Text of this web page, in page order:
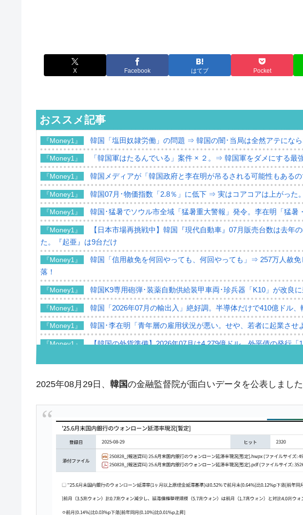
X Facebook はてブ Pocket
おススメ記事
『Money1』 韓国「塩田奴隷労働」の問題 ⇒ 韓国の闇･当局は全然アテにな
『Money1』 「韓国軍はたるんでいる」案件 × ２。⇒ 韓国軍をダメにする最
『Money1』 韓国メディアが「韓国政府と李在明が吊るされる可能性もあるの
『Money1』 韓国07月･物価指数「2.8％」に低下 ⇒ 実はコアコアは上がった。
『Money1』 韓国･猛暑でソウル市全域「猛暑重大警報」発令。李在明「猛暑
『Money1』
【日本市場再挑戦中】韓国『現代自動車』07月販売台数は去年
た。『起亜』は9台だけ
『Money1』
韓国「信用赦免を何回やっても、何回やっても」⇒ 257万人赦
落！
『Money1』 韓国K9専用砲弾･装薬自動供給装甲車両･珍兵器「K10」が改良に
『Money1』 韓国「2026年07月の輸出入」絶好調。半導体だけで410億ドル、
『Money1』 韓国･李在明「青年層の雇用状況が悪い。せや、若者に起業させ
『Money1』 【韓国の外貨準備】2026年07月は4,279億ドル。外平債の発行「
『Money1』 韓国･李在明さっそく不動産対策で浅薄な発言。
『Money1』
『Money1』 韓国･外為取引量「1日当たり1,214.4億ドル」まで拡大 ⇒ 海外
『Money1』 韓国･帰ってきた李在明。李在明を支持しない「50.5％」に上昇
韓国大統領府ボンクラ政策室長が告発された ⇒ 国家が行った恐
『Money1』 韓国･警察職員が「丸刈りになって抗議活動」
2025年08月29日、 韓国の金融監督院が面白いデータを公表しました